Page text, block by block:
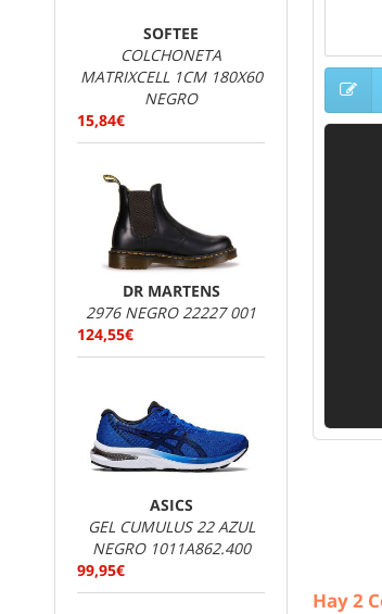
Hay2
SOFTEE
COLCHONETA
MATRIXCELL 1CM 180X60
NEGRO
15,84€
DR MARTENS
2976 NEGRO 22227 001
124,55€
ASICS
GEL CUMULUS 22 AZUL
NEGRO 1011A862.400
99,95€